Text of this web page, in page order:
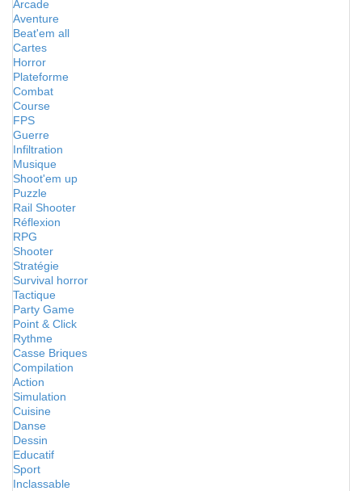
Arcade
Aventure
Beat'em all
Cartes
Horror
Plateforme
Combat
Course
FPS
Guerre
Infiltration
Musique
Shoot'em up
Puzzle
Rail Shooter
Réflexion
RPG
Shooter
Stratégie
Survival horror
Tactique
Party Game
Point & Click
Rythme
Casse Briques
Compilation
Action
Simulation
Cuisine
Danse
Dessin
Educatif
Sport
Inclassable